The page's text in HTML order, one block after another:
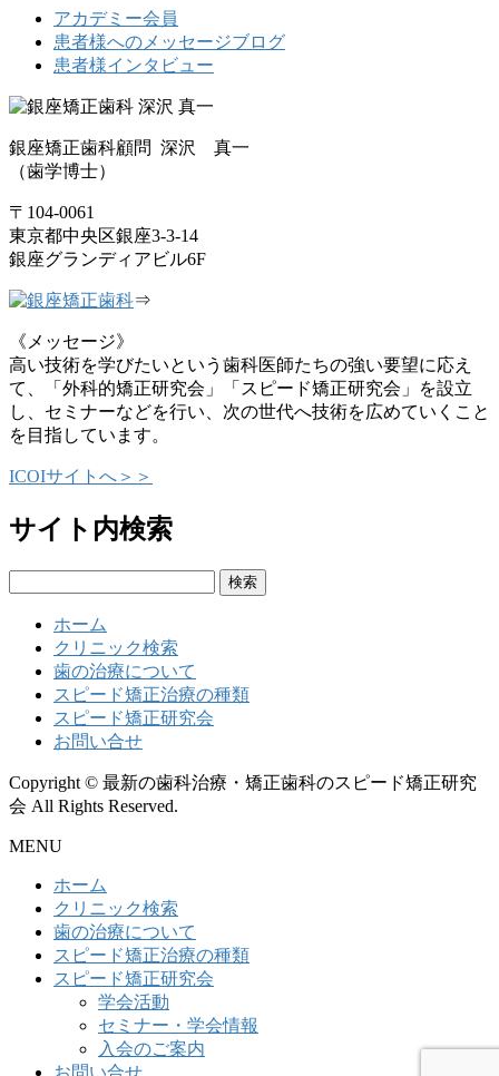
アカデミー会員
患者様へのメッセージブログ
患者様インタビュー
銀座矯正歯科顧問 深沢 真一
（歯学博士）
〒104-0061
東京都中央区銀座3-3-14
銀座グランディアビル6F
⇒
《メッセージ》
高い技術を学びたいという歯科医師たちの強い要望に応え
て、「外科的矯正研究会」「スピード矯正研究会」を設立
し、セミナーなどを行い、次の世代へ技術を広めていくこと
を目指しています。
ICOIサイトへ＞＞
サイト内検索
ホーム
クリニック検索
歯の治療について
スピード矯正治療の種類
スピード矯正研究会
お問い合せ
Copyright © 最新の歯科治療・矯正歯科のスピード矯正研究
会 All Rights Reserved.
MENU
ホーム
クリニック検索
歯の治療について
スピード矯正治療の種類
スピード矯正研究会
学会活動
セミナー・学会情報
入会のご案内
お問い合せ